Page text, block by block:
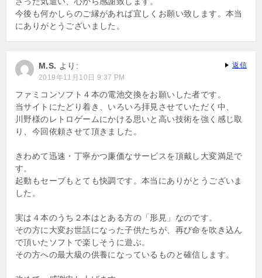
今後も何かしらのご縁があれば宜しくお願い致します。本当
にありがとうございました。
M.S. より:
2019年11月10日 9:37 PM
ファミコンソフト４本の電池交換をお願いした者です。
当サイトにたどり着き、いろいろ拝見させていただく中、
川野様のレトロゲームにかける思いと高い技術を強く感じ取
り、今回依頼させて頂きました。
きわめて迅速・丁寧かつ廉価なサービスを頂戴し大変満足で
す。
起動もセーブもとても快調です。本当にありがとうございま
した。
実は４本のうち２本はとある方の「形見」なのです。
その方に大変お世話になった子供たちが、再び命を吹き込ん
で頂いたソフトで楽しそうに遊ぶ。
その方への最大級の供養になっているものと確信します。
返信